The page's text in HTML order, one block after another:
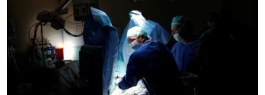
การ
ค้นหา
สังคมและสุขภาพ
ไลฟ์สไตล์
ตรวจสอบข่าว
เรียนรู้ภาษาอังกฤษ